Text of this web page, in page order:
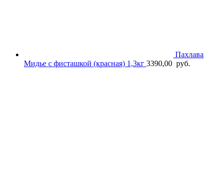
Пахлава
Мидье с фисташкой (красная) 1,3кг 3390,00 руб.